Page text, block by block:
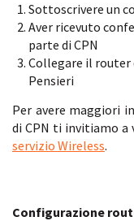
Sottoscrivere un
Aver ricevuto
parte di CPN
Collegare il router
Pensieri
Per avere maggiori
di CPN ti invitiamo a
servizio Wireless.
Configurazione